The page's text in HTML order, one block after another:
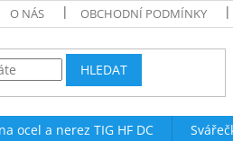
O NÁS OBCHODNÍ PODMÍNKY
HLEDAT
ocel a nerez TIG HF DC